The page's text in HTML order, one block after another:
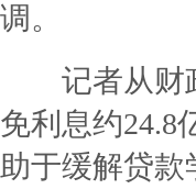
调。
记者从财政
免利息约24.8
助于缓解贷